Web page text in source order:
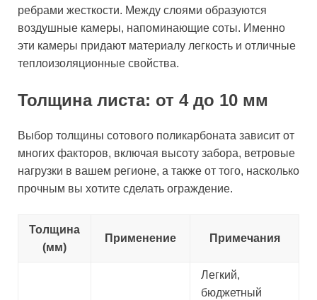
ребрами жесткости. Между слоями образуются
воздушные камеры, напоминающие соты. Именно
эти камеры придают материалу легкость и отличные
теплоизоляционные свойства.
Толщина листа: от 4 до 10 мм
Выбор толщины сотового поликарбоната зависит от
многих факторов, включая высоту забора, ветровые
нагрузки в вашем регионе, а также от того, насколько
прочным вы хотите сделать ограждение.
Толщина
(мм)
Применение Примечания
Легкий,
бюджетный